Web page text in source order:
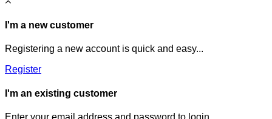
I'm a new customer
Registering a new account is quick and easy...
Register
I'm an existing customer
Enter your email address and password to login...